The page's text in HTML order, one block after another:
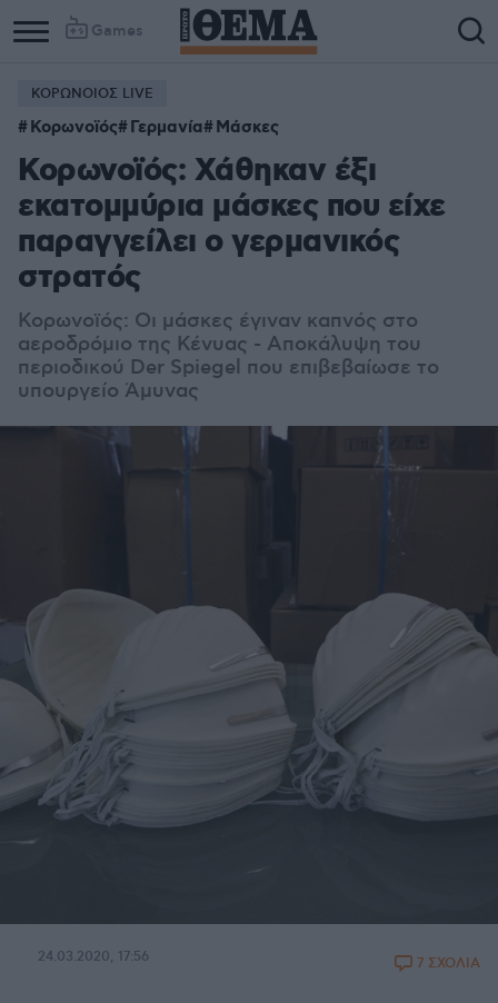
Games
ΚΟΡΩΝΟΙΟΣ LIVE
Κορωνοϊός Γερμανία Μάσκες
Κορωνοϊός: Χάθηκαν έξι
εκατομμύρια μάσκες που είχε
παραγγείλει ο γερμανικός
στρατός
Κορωνοϊός: Οι μάσκες έγιναν καπνός στο
αεροδρόμιο της Κένυας - Αποκάλυψη του
περιοδικού Der Spiegel που επιβεβαίωσε το
υπουργείο Άμυνας
24.03.2020, 17:56 7 ΣΧΟΛΙΑ